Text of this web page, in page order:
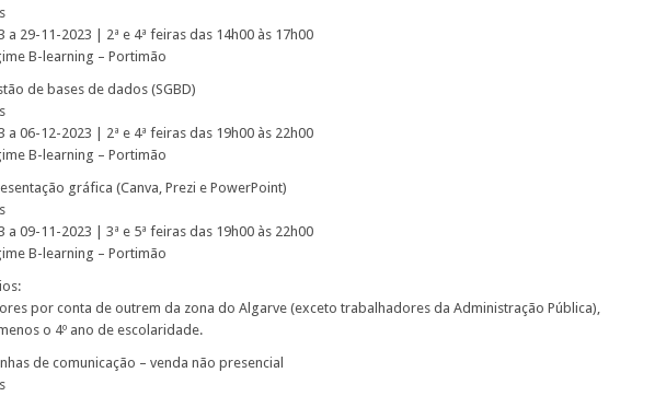
a 29-11-2023 | 2ª e 4ª feiras das 14h00 às 17h00
B-learning – Portimão
de bases de dados (SGBD)
a 06-12-2023 | 2ª e 4ª feiras das 19h00 às 22h00
B-learning – Portimão
gráfica (Canva, Prezi e PowerPoint)
a 09-11-2023 | 3ª e 5ª feiras das 19h00 às 22h00
B-learning – Portimão
por conta de outrem da zona do Algarve (exceto trabalhadores da Administração Pública),
o 4º ano de escolaridade.
de comunicação – venda não presencial